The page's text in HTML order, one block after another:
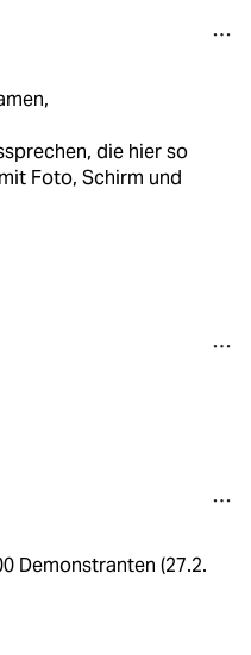
die hier so
Foto, Schirm und
Demonstranten (27.2.